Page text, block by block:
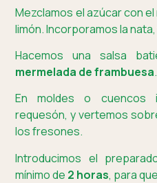
Mezclamos el azúcar con
limón. Incorporamos la
Hacemos una salsa
mermelada de frambuesa.
En moldes o cuencos
requesón, y vertemos
los fresones.
Introducimos el
mínimo de 2 horas, para